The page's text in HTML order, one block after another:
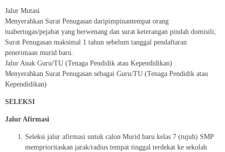
Jalur Mutasi
Menyerahkan Surat Penugasan daripimpinantempat orang
tuabertugas/pejabat yang berwenang dan surat keterangan pindah domisili;
Surat Penugasan maksimal 1 tahun sebelum tanggal pendaftaran
penerimaan murid baru.
Jalur Anak Guru/TU (Tenaga Pendidik atau Kependidikan)
Menyerahkan Surat Penugasan sebagai Guru/TU (Tenaga Pendidik atau
Kependidikan)
SELEKSI
Jalur Afirmasi
Seleksi jalur afirmasi untuk calon Murid baru kelas 7 (tujuh) SMP
memprioritaskan jarak/radius tempat tinggal terdekat ke sekolah